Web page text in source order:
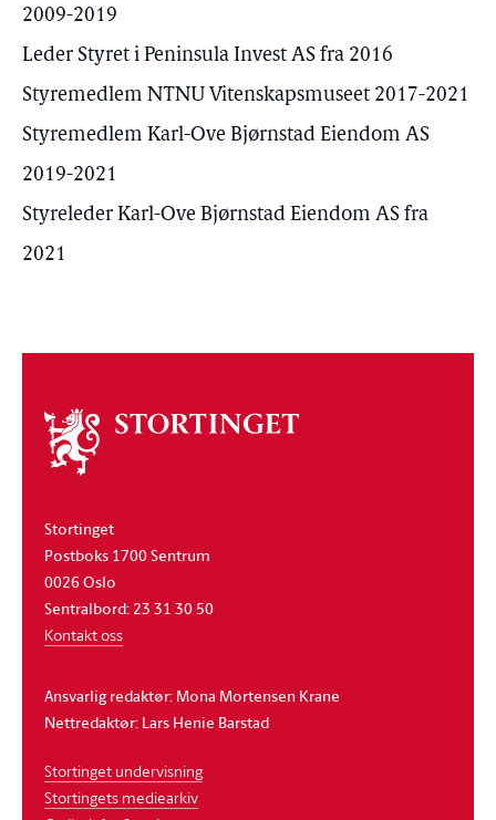
2009-2019
Leder Styret i Peninsula Invest AS fra 2016
Styremedlem NTNU Vitenskapsmuseet 2017-2021
Styremedlem Karl-Ove Bjørnstad Eiendom AS
2019-2021
Styreleder Karl-Ove Bjørnstad Eiendom AS fra
2021
Om
stortinget
Stortinget
Postboks 1700 Sentrum
0026 Oslo
Sentralbord: 23 31 30 50
Kontakt oss
Ansvarlig redaktør: Mona Mortensen Krane
Nettredaktør: Lars Henie Barstad
Stortinget undervisning
Stortingets mediearkiv